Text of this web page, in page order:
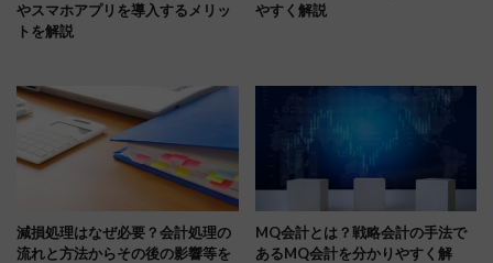
やスマホアプリを導入するメリッ
トを解説
やすく解説
減損処理はなぜ必要？会計処理の
流れと方法からその後の影響等を
MQ会計とは？戦略会計の手法で
あるMQ会計を分かりやすく解